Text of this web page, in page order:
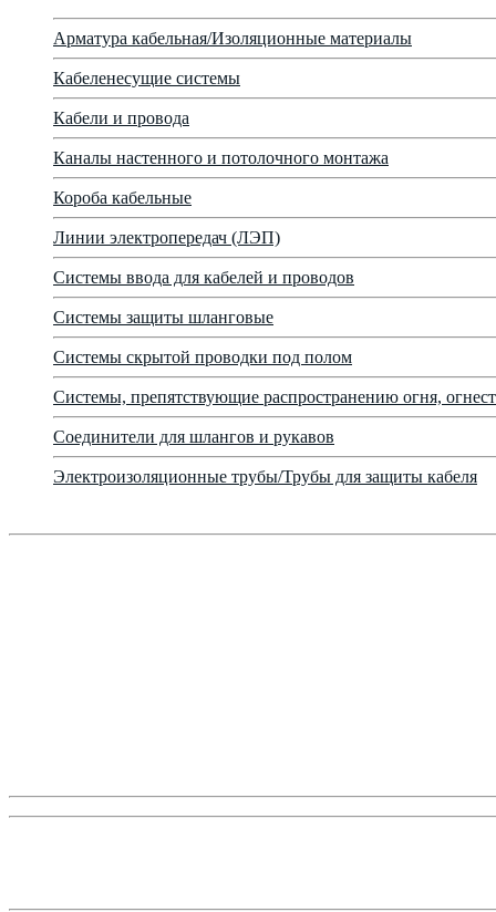
Арматура кабельная/Изоляционные материалы
Кабеленесущие системы
Кабели и провода
Каналы настенного и потолочного монтажа
Короба кабельные
Линии электропередач (ЛЭП)
Системы ввода для кабелей и проводов
Системы защиты шланговые
Системы скрытой проводки под полом
Системы, препятствующие распространению огня,
Соединители для шлангов и рукавов
Электроизоляционные трубы/Трубы для защиты кабеля